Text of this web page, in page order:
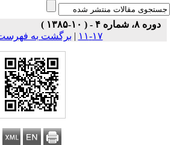
دوره ۸، شماره ۴ - ( ۱۰-۱۳۸۵ )
۱۷-۱۱
| برگشت به فهرست